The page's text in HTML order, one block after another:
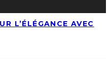
L’ÉLÉGANCE AVEC